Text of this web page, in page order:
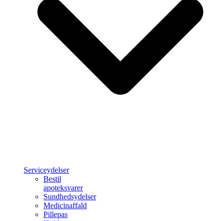
Serviceydelser
Bestil
apoteksvarer
Sundhedsydelser
Medicinaffald
Pillepas